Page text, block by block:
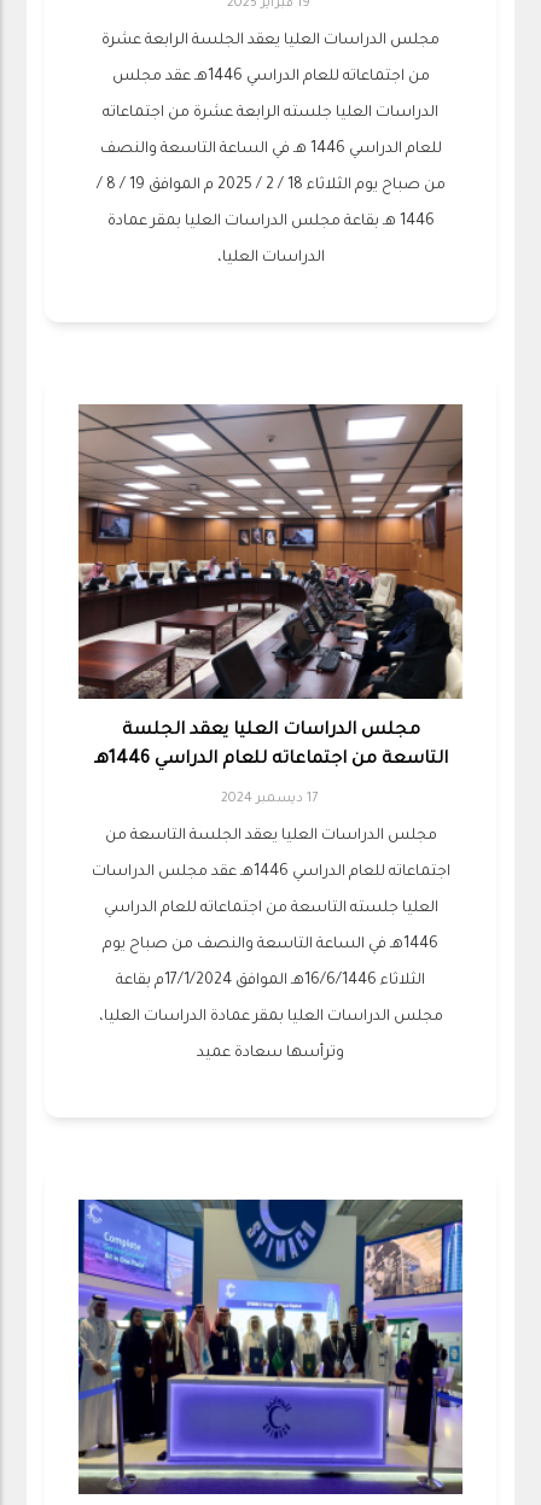
19 فبراير 2025
مجلس الدراسات العليا يعقد الجلسة الرابعة عشرة
من اجتماعاته للعام الدراسي 1446هـ عقد مجلس
الدراسات العليا جلسته الرابعة عشرة من اجتماعاته
للعام الدراسي 1446 هـ في الساعة التاسعة والنصف
من صباح يوم الثلاثاء 18 / 2 / 2025 م الموافق 19 / 8 /
1446 هـ بقاعة مجلس الدراسات العليا بمقر عمادة
الدراسات العليا،
مجلس الدراسات العليا يعقد الجلسة
التاسعة من اجتماعاته للعام الدراسي 1446هـ
17 ديسمبر 2024
مجلس الدراسات العليا يعقد الجلسة التاسعة من
اجتماعاته للعام الدراسي 1446هـ عقد مجلس الدراسات
العليا جلسته التاسعة من اجتماعاته للعام الدراسي
1446هـ في الساعة التاسعة والنصف من صباح يوم
الثلاثاء 16/6/1446هـ الموافق 17/1/2024م بقاعة
مجلس الدراسات العليا بمقر عمادة الدراسات العليا،
وترأسها سعادة عميد